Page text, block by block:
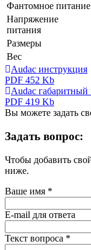
Фантомное питание
Напряжение
питания
Размеры
Вес
Audac инструкция
PDF 452 Kb
Audac габаритный
PDF 419 Kb
Вы можете задать
Задать вопрос:
Чтобы добавить
ниже.
Ваше имя *
E-mail для ответа
Текст вопроса *